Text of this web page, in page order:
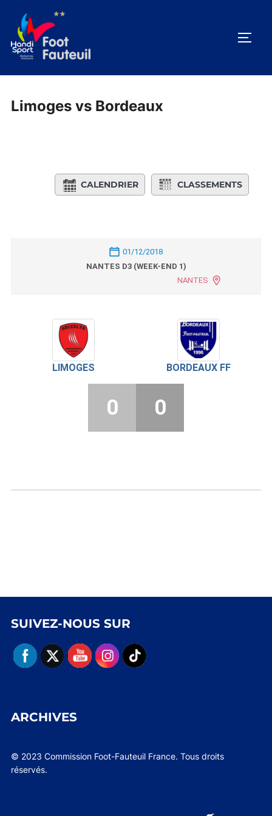
contenu
Limoges vs Bordeaux
CALENDRIER CLASSEMENTS
01/12/2018
NANTES D3 (WEEK-END 1)
NANTES
LIMOGES BORDEAUX FF
0 0
SUIVEZ-NOUS SUR
ARCHIVES
© 2023 Commission Foot-Fauteuil France. Tous droits
réservés.